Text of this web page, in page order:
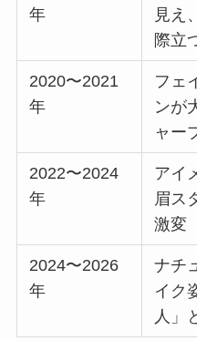
年
見え
際立
2020〜2021
年
フェ
ンが
ャー
2022〜2024
年
アイ
眉ス
激変
2024〜2026
年
ナチ
イク
人」